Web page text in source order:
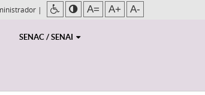
| A= A+ A-
SENAC / SENAI